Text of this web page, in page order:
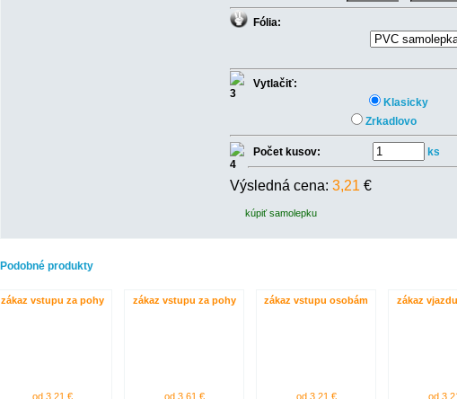
Fólia:
Vytlačiť:
Klasicky
Zrkadlovo
Počet kusov: ks
Výsledná cena: 3,21 €
kúpiť samolepku
Podobné produkty
zákaz vstupu za pohy
od 3,21 €
zákaz vstupu za pohy
od 3,61 €
zákaz vstupu osobám
od 3,21 €
zákaz
od